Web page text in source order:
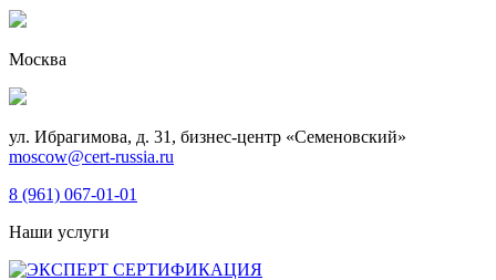
Москва
ул. Ибрагимова, д. 31, бизнес-центр «Семеновский»
moscow@cert-russia.ru
8 (961) 067-01-01
Наши услуги